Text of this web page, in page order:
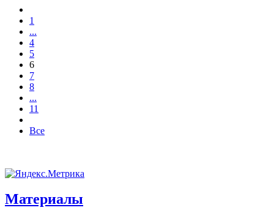
1
...
4
5
6
7
8
...
11
Все
Материалы